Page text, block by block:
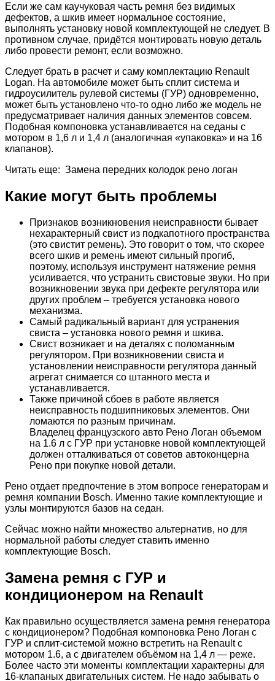
Если же сам каучуковая часть ремня без видимых
дефектов, а шкив имеет нормальное состояние,
выполнять установку новой комплектующей не следует. В
противном случае, придётся монтировать новую деталь
либо провести ремонт, если возможно.
Следует брать в расчет и саму комплектацию Renault
Logan. На автомобиле может быть сплит система и
гидроусилитель рулевой системы (ГУР) одновременно,
может быть установлено что-то одно либо же модель не
предусматривает наличия данных элементов совсем.
Подобная компоновка устанавливается на седаны с
мотором в 1,6 л и 1,4 л (аналогичная «упаковка» и на 16
клапанов).
Читать еще: Замена передних колодок рено логан
Какие могут быть проблемы
Признаков возникновения неисправности бывает
нехарактерный свист из подкапотного пространства
(это свистит ремень). Это говорит о том, что скорее
всего шкив и ремень имеют сильный прогиб,
поэтому, используя инструмент натяжение ремня
усиливается, что устранить свистовые звуки. Но при
возникновении звука при дефекте регулятора или
других проблем – требуется установка нового
механизма.
Самый радикальный вариант для устранения
свиста – установка нового ремня и шкива.
Свист возникает и на деталях с поломанным
регулятором. При возникновении свиста и
установлении неисправности регулятора данный
агрегат снимается со штанного места и
устанавливается.
Также причиной сбоев в работе является
неисправность подшипниковых элементов. Они
ломаются по разным причинам.
Владелец французского авто Рено Логан объемом
на 1.6 л с ГУР при установке новой комплектующей
должен отталкиваться от советов автоконцерна
Рено при покупке новой детали.
Рено отдает предпочтение в этом вопросе генераторам и
ремня компании Bosch. Именно такие комплектующие и
узлы монтируются базов на седан.
Сейчас можно найти множество альтернатив, но для
нормальной работы следует ставить именно
комплектующие Bosch.
Замена ремня с ГУР и
кондиционером на Renault
Как правильно осуществляется замена ремня генератора
с кондиционером? Подобная компоновка Рено Логан с
ГУР и сплит-системой можно встретить на Renault с
мотором 1.6, а с двигателем объёмом на 1,4 л — реже.
Более часто эти моменты комплектации характерны для
16-клапаных двигательных систем. Не надо забывать о